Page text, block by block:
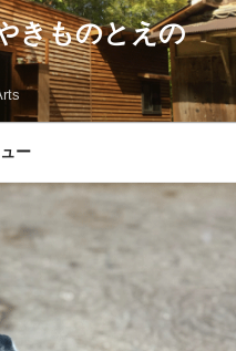
きものとえの
ー